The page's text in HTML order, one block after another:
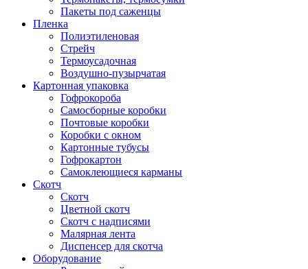
Пакеты под саженцы
Пленка
Полиэтиленовая
Стрейч
Термоусадочная
Воздушно-пузырчатая
Картонная упаковка
Гофрокороба
Самосборные коробки
Почтовые коробки
Коробки с окном
Картонные тубусы
Гофрокартон
Самоклеющиеся карманы
Скотч
Скотч
Цветной скотч
Скотч с надписями
Малярная лента
Диспенсер для скотча
Оборудование